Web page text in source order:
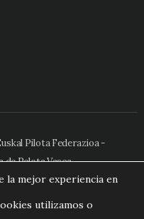
Pilota Federazioa -
de Pelota Vasca
mejor experiencia en
utilizamos o